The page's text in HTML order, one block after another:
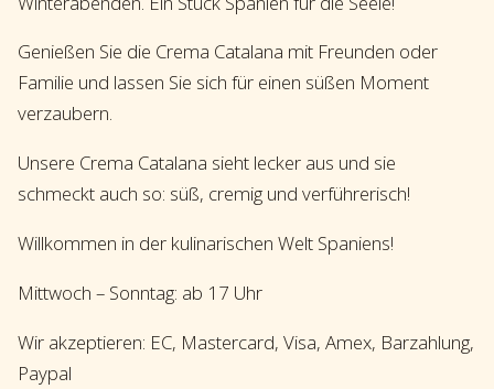
Genießen Sie die Crema Catalana mit Freunden oder
Familie und lassen Sie sich für einen süßen Moment
verzaubern.
Unsere Crema Catalana sieht lecker aus und sie
schmeckt auch so: süß, cremig und verführerisch!
Willkommen in der kulinarischen Welt Spaniens!
Mittwoch – Sonntag: ab 17 Uhr
Wir akzeptieren: EC, Mastercard, Visa, Amex, Barzahlung,
Paypal